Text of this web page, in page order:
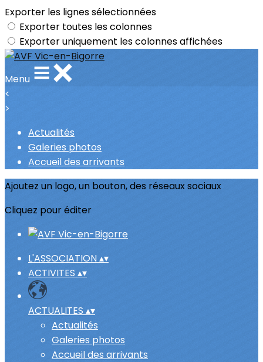
Exporter les lignes sélectionnées
Exporter toutes les colonnes
Exporter uniquement les colonnes affichées
Menu
<
>
Actualités
Galeries photos
Accueil des arrivants
Ajoutez un logo, un bouton, des réseaux sociaux
Cliquez pour éditer
L'ASSOCIATION▴▾
ACTIVITES ▴▾
ACTUALITES ▴▾
Actualités
Galeries photos
Accueil des arrivants